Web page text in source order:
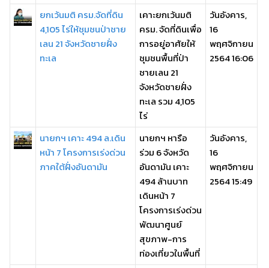
ยกเว้นมติ ครม.จัดที่ดิน
4,105 ไร่ให้ชุมชนป่าชาย
เลน 21 จังหวัดชายฝั่ง
ทะเล
เคาะยกเว้นมติ
ครม. จัดที่ดินเพื่อ
การอยู่อาศัยให้
ชุมชนพื้นที่ป่า
ชายเลน 21
จังหวัดชายฝั่ง
ทะเล รวม 4,105
ไร่
วันอังคาร,
16
พฤศจิกายน
2564 16:06
นายกฯ เคาะ 494 ล.เดิน
หน้า 7 โครงการเร่งด่วน
ภาคใต้ฝั่งอันดามัน
นายกฯ หารือ
ร่วม 6 จังหวัด
อันดามัน เคาะ
494 ล้านบาท
เดินหน้า 7
โครงการเร่งด่วน
พัฒนาศูนย์
สุขภาพ-การ
ท่องเที่ยวในพื้นที่
วันอังคาร,
16
พฤศจิกายน
2564 15:49